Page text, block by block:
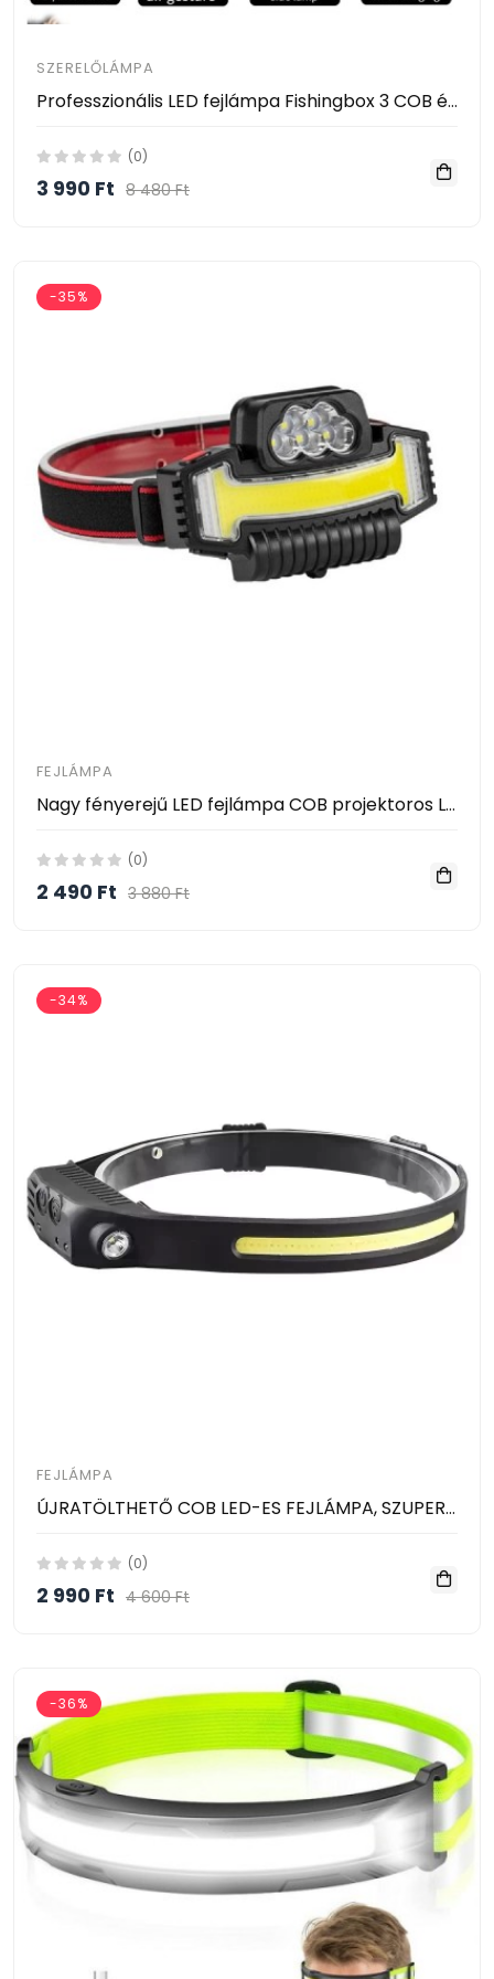
SZERELŐLÁMPA
Professzionális LED fejlámpa Fishingbox 3 COB és XPE LED szalaggal, 1200mAh akkumulátorral, vízálló, ideális kempingezéshez, horgászathoz és vadászathoz, C típus, 800 lumen, frontális
(0)
3 990 Ft 8 480 Ft
-35%
FEJLÁMPA
Nagy fényerejű LED fejlámpa COB projektoros LED vészjelzés W685-5
(0)
2 490 Ft 3 880 Ft
-34%
FEJLÁMPA
ÚJRATÖLTHETŐ COB LED-ES FEJLÁMPA, SZUPERFÉNYES COB és XPE LED 10W 350LM 1200mAh Mozgásérzékelős
(0)
2 990 Ft 4 600 Ft
-36%